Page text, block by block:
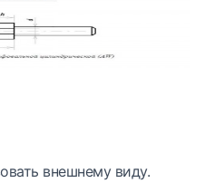
внешнему виду.